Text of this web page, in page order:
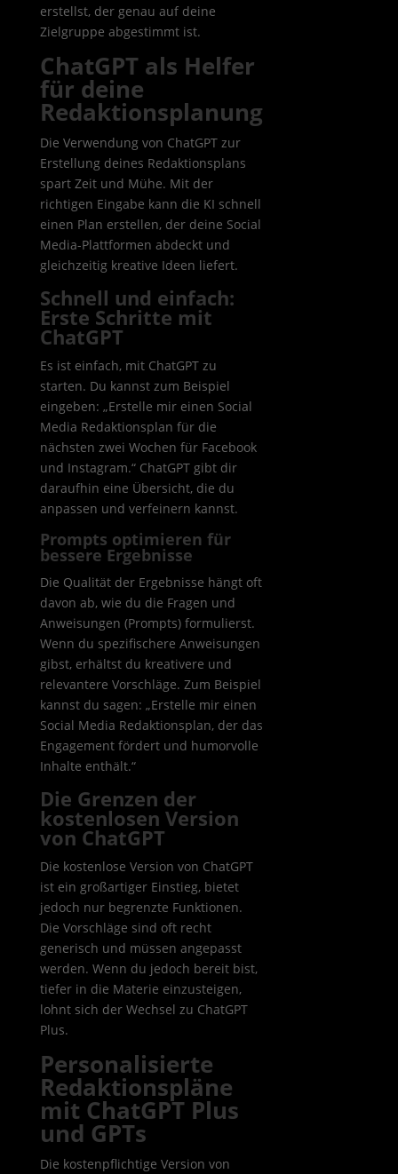
erstellst, der genau auf deine
Zielgruppe abgestimmt ist.
ChatGPT als Helfer
für deine
Redaktionsplanung
Die Verwendung von ChatGPT zur
Erstellung deines Redaktionsplans
spart Zeit und Mühe. Mit der
richtigen Eingabe kann die KI schnell
einen Plan erstellen, der deine Social
Media-Plattformen abdeckt und
gleichzeitig kreative Ideen liefert.
Schnell und einfach:
Erste Schritte mit
ChatGPT
Es ist einfach, mit ChatGPT zu
starten. Du kannst zum Beispiel
eingeben: „Erstelle mir einen Social
Media Redaktionsplan für die
nächsten zwei Wochen für Facebook
und Instagram.“ ChatGPT gibt dir
daraufhin eine Übersicht, die du
anpassen und verfeinern kannst.
Prompts optimieren für
bessere Ergebnisse
Die Qualität der Ergebnisse hängt oft
davon ab, wie du die Fragen und
Anweisungen (Prompts) formulierst.
Wenn du spezifischere Anweisungen
gibst, erhältst du kreativere und
relevantere Vorschläge. Zum Beispiel
kannst du sagen: „Erstelle mir einen
Social Media Redaktionsplan, der das
Engagement fördert und humorvolle
Inhalte enthält.“
Die Grenzen der
kostenlosen Version
von ChatGPT
Die kostenlose Version von ChatGPT
ist ein großartiger Einstieg, bietet
jedoch nur begrenzte Funktionen.
Die Vorschläge sind oft recht
generisch und müssen angepasst
werden. Wenn du jedoch bereit bist,
tiefer in die Materie einzusteigen,
lohnt sich der Wechsel zu ChatGPT
Plus.
Personalisierte
Redaktionspläne
mit ChatGPT Plus
und GPTs
Die kostenpflichtige Version von